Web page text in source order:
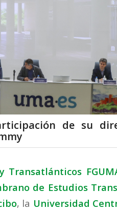
de su
de Estudios
, la Universidad